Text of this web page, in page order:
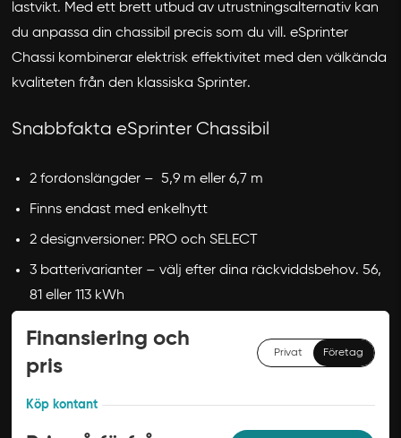
lastvikt. Med ett brett utbud av utrustningsalternativ kan
du anpassa din chassibil precis som du vill. eSprinter
Chassi kombinerar elektrisk effektivitet med den välkända
kvaliteten från den klassiska Sprinter.
Snabbfakta eSprinter Chassibil
2 fordonslängder – 5,9 m eller 6,7 m
Finns endast med enkelhytt
2 designversioner: PRO och SELECT
3 batterivarianter – välj efter dina räckviddsbehov. 56,
81 eller 113 kWh
Finansiering och
pris
Privat Företag
Köp kontant